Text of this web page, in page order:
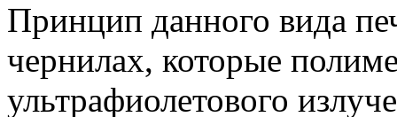
Принцип данного вида
чернилах, которые
ультрафиолетового